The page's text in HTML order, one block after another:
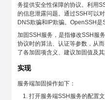
务提供安全性保障的协议。利用
的信息泄露问题。通过SSH可以
DNS欺骗和IP欺骗。OpenSSH是
加固SSH服务，是指修改SSH服
协议时的算法、认证等参数，从而
了各加固项含义、建议加固值及其
实现
服务端加固操作如下：
打开服务端SSH服务的配置